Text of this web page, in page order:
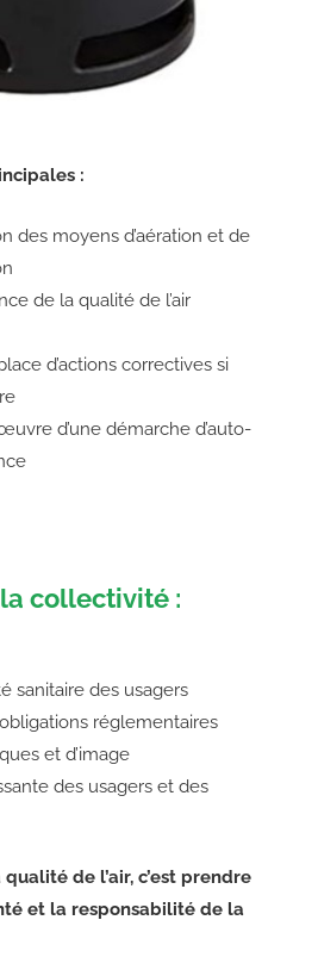
:
des moyens d’aération et de
de la qualité de l’air
d’actions correctives si
d’une démarche d’auto-
collectivité :
sanitaire des usagers
réglementaires
et d’image
des usagers et des
de l’air, c’est prendre
et la responsabilité de la